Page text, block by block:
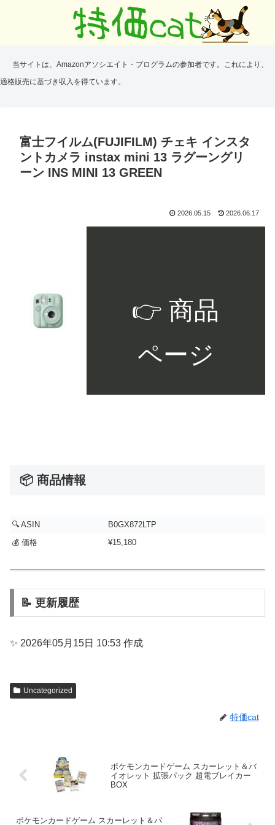
当サイトは、Amazonアソシエイト・プログラムの参加者です。これにより、
適格販売に基づき収入を得ています。
富士フイルム(FUJIFILM) チェキ インスタ
ントカメラ instax mini 13 ラグーングリ
ーン INS MINI 13 GREEN
2026.05.15 2026.06.17
👉 商品
ページ
📦 商品情報
🔍 ASIN
B0GX872LTP
💰 価格
¥15,180
📝 更新履歴
✨ 2026年05月15日 10:53 作成
Uncategorized
特価cat
ポケモンカードゲーム スカーレット＆バ
イオレット 拡張パック 超電ブレイカー
BOX
ポケモンカードゲーム スカーレット＆バ